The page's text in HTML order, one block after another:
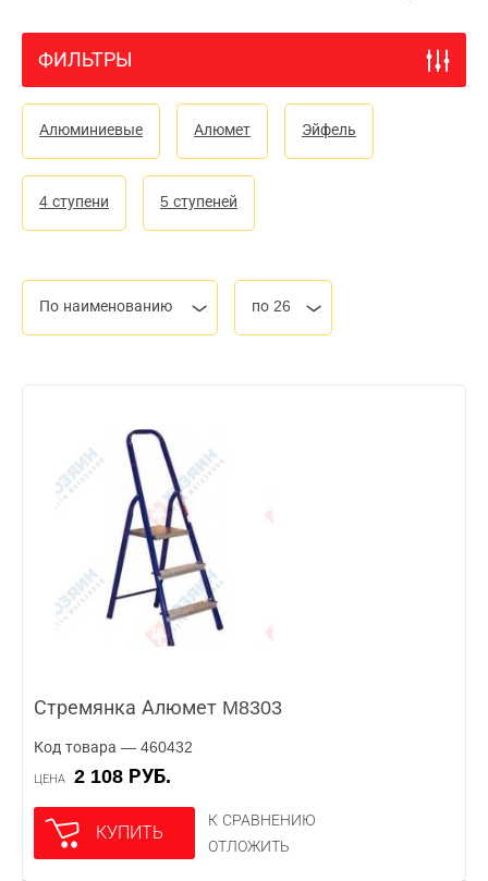
ФИЛЬТРЫ
Алюминиевые Алюмет Эйфель
4 ступени 5 ступеней
По наименованию по 26
Стремянка Алюмет M8303
Код товара — 460432
ЦЕНА 2 108 РУБ.
КУПИТЬ
К СРАВНЕНИЮ
ОТЛОЖИТЬ